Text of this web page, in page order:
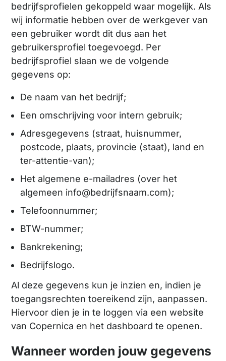
bedrijfsprofielen gekoppeld waar mogelijk. Als
wij informatie hebben over de werkgever van
een gebruiker wordt dit dus aan het
gebruikersprofiel toegevoegd. Per
bedrijfsprofiel slaan we de volgende
gegevens op:
De naam van het bedrijf;
Een omschrijving voor intern gebruik;
Adresgegevens (straat, huisnummer,
postcode, plaats, provincie (staat), land en
ter-attentie-van);
Het algemene e-mailadres (over het
algemeen info@bedrijfsnaam.com);
Telefoonnummer;
BTW-nummer;
Bankrekening;
Bedrijfslogo.
Al deze gegevens kun je inzien en, indien je
toegangsrechten toereikend zijn, aanpassen.
Hiervoor dien je in te loggen via een website
van Copernica en het dashboard te openen.
Wanneer worden jouw gegevens